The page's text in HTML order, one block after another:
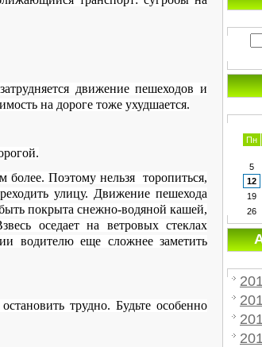
движение пешеходов и
на дороге тоже ухудшается.
более. Поэтому нельзя торопиться,
улицу. Движение пешехода
покрыта снежно-водяной кашей,
оседает на ветровых стеклах
водителю еще сложнее заметить
трудно. Будьте особенно
Пн
5
12
19
26